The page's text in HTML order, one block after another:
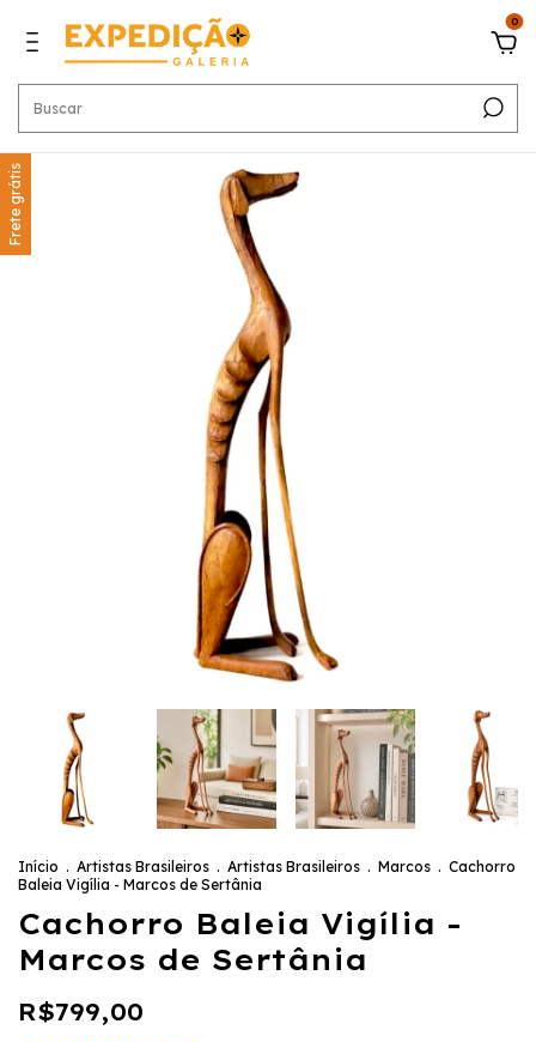
0
Frete grátis
Início . Artistas Brasileiros . Artistas Brasileiros . Marcos . Cachorro
Baleia Vigília - Marcos de Sertânia
Cachorro Baleia Vigília -
Marcos de Sertânia
R$799,00